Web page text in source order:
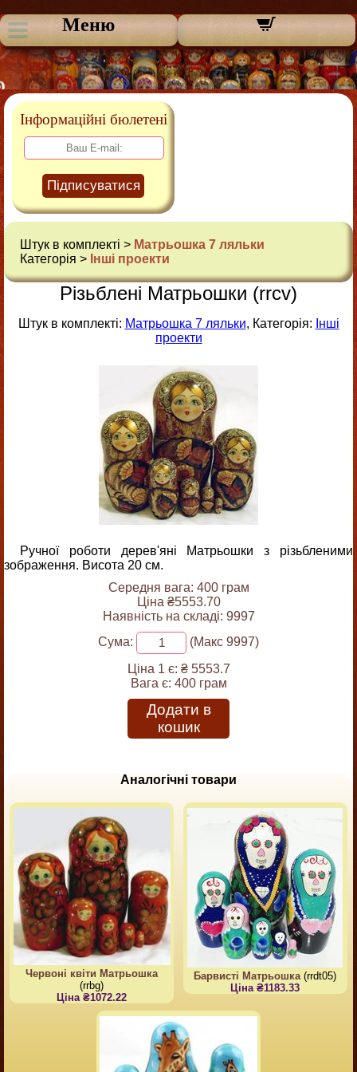
Меню
Інформаційні бюлетені
Підписуватися
Штук в комплекті > Матрьошка 7 ляльки
Категорія > Інші проекти
Різьблені Матрьошки (rrcv)
Штук в комплекті: Матрьошка 7 ляльки, Категорія: Інші
проекти
Ручної роботи дерев'яні Матрьошки з різьбленими
зображення. Висота 20 см.
Середня вага: 400 грам
Ціна ₴5553.70
Наявність на складі: 9997
Сума:
(Макс 9997)
Ціна 1 є: ₴ 5553.7
Вага є: 400 грам
Додати в
кошик
Аналогічні товари
Червоні квіти Матрьошка
(rrbg)
Ціна ₴1072.22
Барвисті Матрьошка(rrdt05)
Ціна ₴1183.33